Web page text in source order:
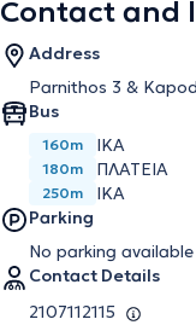
Contact and
Address
Parnithos 3 &
Bus
160m ΙΚΑ
180m ΠΛΑΤΕΙΑ
250m
IKA
Parking
No parking available
Contact Details
2107112115